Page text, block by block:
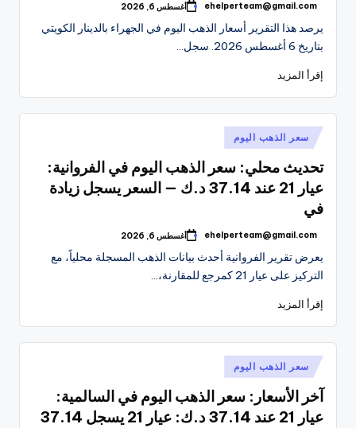
تمّ
بواسطة
ehelperteam@gmail.com أغسطس 6, 2026
يرصد هذا التقرير أسعار الذهب اليوم في الجهراء بالدينار الكويتي
بتاريخ 6 أغسطس 2026. سجل…
إقرأ المزيد
نُشر
في
سعر الذهب اليوم
تحديث محلي: سعر الذهب اليوم في الفروانية:
عيار 21 عند 37.14 د.ك — السعر يسجل زيادة
في
تمّ
بواسطة
ehelperteam@gmail.com أغسطس 6, 2026
يعرض تقرير الفروانية أحدث بيانات الذهب المسجلة محلياً، مع
التركيز على عيار 21 كمرجع للمقارنة،…
إقرأ المزيد
نُشر
في
سعر الذهب اليوم
آخر الأسعار: سعر الذهب اليوم في السالمية:
عيار 21 عند 37.14 د.ك: عيار 21 يسجل 37.14